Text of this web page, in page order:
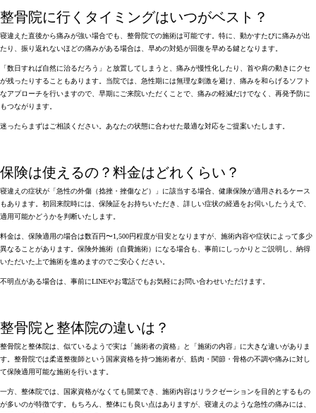
整骨院に行くタイミングはいつがベスト？
寝違えた直後から痛みが強い場合でも、整骨院での施術は可能です。特に、動かすたびに痛みが出
たり、振り返れないほどの痛みがある場合は、 早めの対処が回復を早める鍵となります。
「数日すれば自然に治るだろう」と放置してしまうと、痛みが慢性化したり、首や肩の動きにクセ
が残ったりすることもあります。当院では、 急性期には無理な刺激を避け、痛みを和らげるソフト
なアプローチを行いますので、早期にご来院いただくことで、痛みの軽減だけでなく、再発予防に
もつながります。
迷ったらまずはご相談ください。 あなたの状態に合わせた最適な対応をご提案いたします。
保険は使えるの？料金はどれくらい？
寝違えの症状が「急性の外傷（捻挫・挫傷など）」に該当する場合、健康保険が適用されるケース
もあります。初回来院時には、保険証をお持ちいただき、詳しい症状の経過をお伺いしたうえで、
適用可能かどうかを判断いたします。
料金は、 保険適用の場合は数百円〜1,500円程度が目安となりますが、施術内容や症状によって多少
異なることがあります。保険外施術（自費施術）になる場合も、 事前にしっかりとご説明し、納得
いただいた上で施術を進めますのでご安心ください。
不明点がある場合は、事前にLINEやお電話でもお気軽にお問い合わせいただけます。
整骨院と整体院の違いは？
整骨院と整体院は、似ているようで実は「施術者の資格」と「施術の内容」に大きな違いがありま
す。整骨院では柔道整復師という国家資格を持つ施術者が、 筋肉・関節・骨格の不調や痛みに対し
て保険適用可能な施術を行います。
一方、整体院では、
国家資格がなくても開業でき、施術内容はリラクゼーションを目的とするもの
が多いのが特徴です。もちろん、整体にも良い点はありますが、 寝違えのような急性の痛みには、